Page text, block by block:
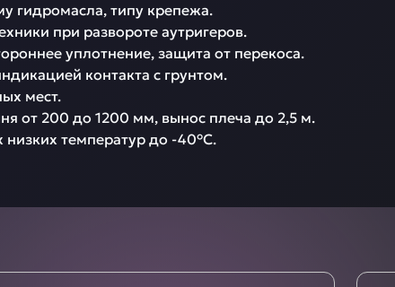
гидромасла, типу крепежа.
при развороте аутригеров.
уплотнение, защита от перекоса.
контакта с грунтом.
мест.
от 200 до 1200 мм, вынос плеча до 2,5 м.
температур до -40°C.